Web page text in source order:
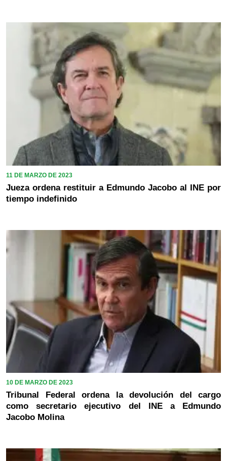
11 DE MARZO DE 2023
Jueza ordena restituir a Edmundo Jacobo al INE por
tiempo indefinido
10 DE MARZO DE 2023
Tribunal Federal ordena la devolución del cargo
como secretario ejecutivo del INE a Edmundo
Jacobo Molina